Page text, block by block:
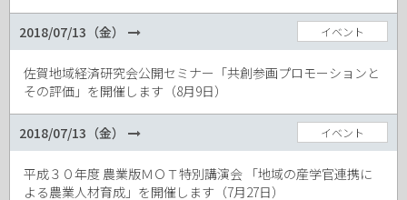
2018/07/13（金）
佐賀地域経済研究会公開セミナー「共創参画プロモーションと
その評価」を開催します（8月9日）
イベント
2018/07/13（金）
平成３０年度 農業版ＭＯＴ特別講演会 「地域の産学官連携に
よる農業人材育成」を開催します（7月27日）
イベント